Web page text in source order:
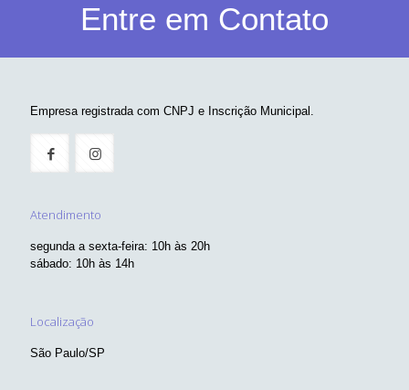
Entre em Contato
Empresa registrada com CNPJ e Inscrição Municipal.
Atendimento
segunda a sexta-feira: 10h às 20h
sábado: 10h às 14h
Localização
São Paulo/SP